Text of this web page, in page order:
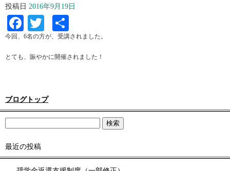
投稿日 2016年9月19日
Facebook
Twitter
有
今回、6名の方が、受講されました。
とても、賑やかに開催されました！
ブログトップ
最近の投稿